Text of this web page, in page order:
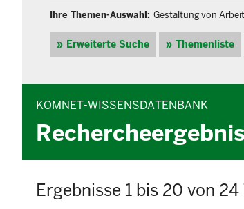
Ihre Themen-Auswahl: Gestaltung von
Erweiterte Suche Themenliste
KOMNET-WISSENSDATENBANK
Ergebnisse 1 bis 20 von